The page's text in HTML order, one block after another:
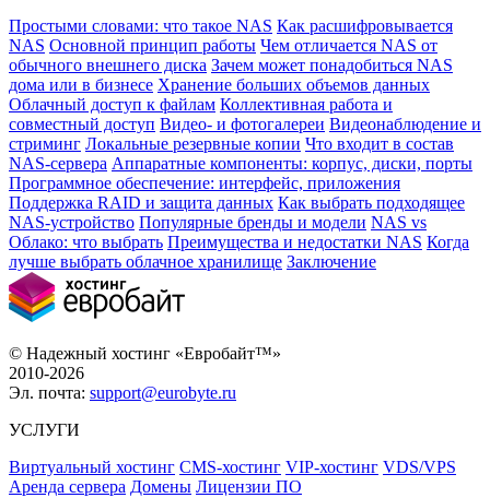
Простыми словами: что такое NAS Как расшифровывается
NAS Основной принцип работы Чем отличается NAS от
обычного внешнего диска Зачем может понадобиться NAS
дома или в бизнесе Хранение больших объемов данных
Облачный доступ к файлам Коллективная работа и
совместный доступ Видео- и фотогалереи Видеонаблюдение и
стриминг Локальные резервные копии Что входит в состав
NAS-сервера Аппаратные компоненты: корпус, диски, порты
Программное обеспечение: интерфейс, приложения
Поддержка RAID и защита данных Как выбрать подходящее
NAS-устройство Популярные бренды и модели NAS vs
Облако: что выбрать Преимущества и недостатки NAS Когда
лучше выбрать облачное хранилище Заключение
© Надежный хостинг «Евробайт™»
2010-2026
Эл. почта: support@eurobyte.ru
УСЛУГИ
Виртуальный хостинг CMS-хостинг VIP-хостинг VDS/VPS
Аренда сервера Домены Лицензии ПО